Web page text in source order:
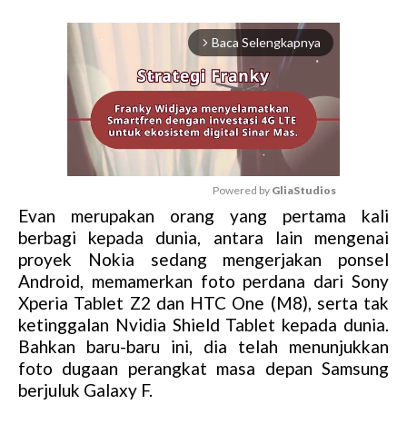
arrow_forward_ios Baca Selengkapnya
M
u
t
e
Powered by GliaStudios
Evan merupakan orang yang pertama kali
berbagi kepada dunia, antara lain mengenai
proyek Nokia sedang mengerjakan ponsel
Android, memamerkan foto perdana dari Sony
Xperia Tablet Z2 dan HTC One (M8), serta tak
ketinggalan Nvidia Shield Tablet kepada dunia.
Bahkan baru-baru ini, dia telah menunjukkan
foto dugaan perangkat masa depan Samsung
berjuluk Galaxy F.